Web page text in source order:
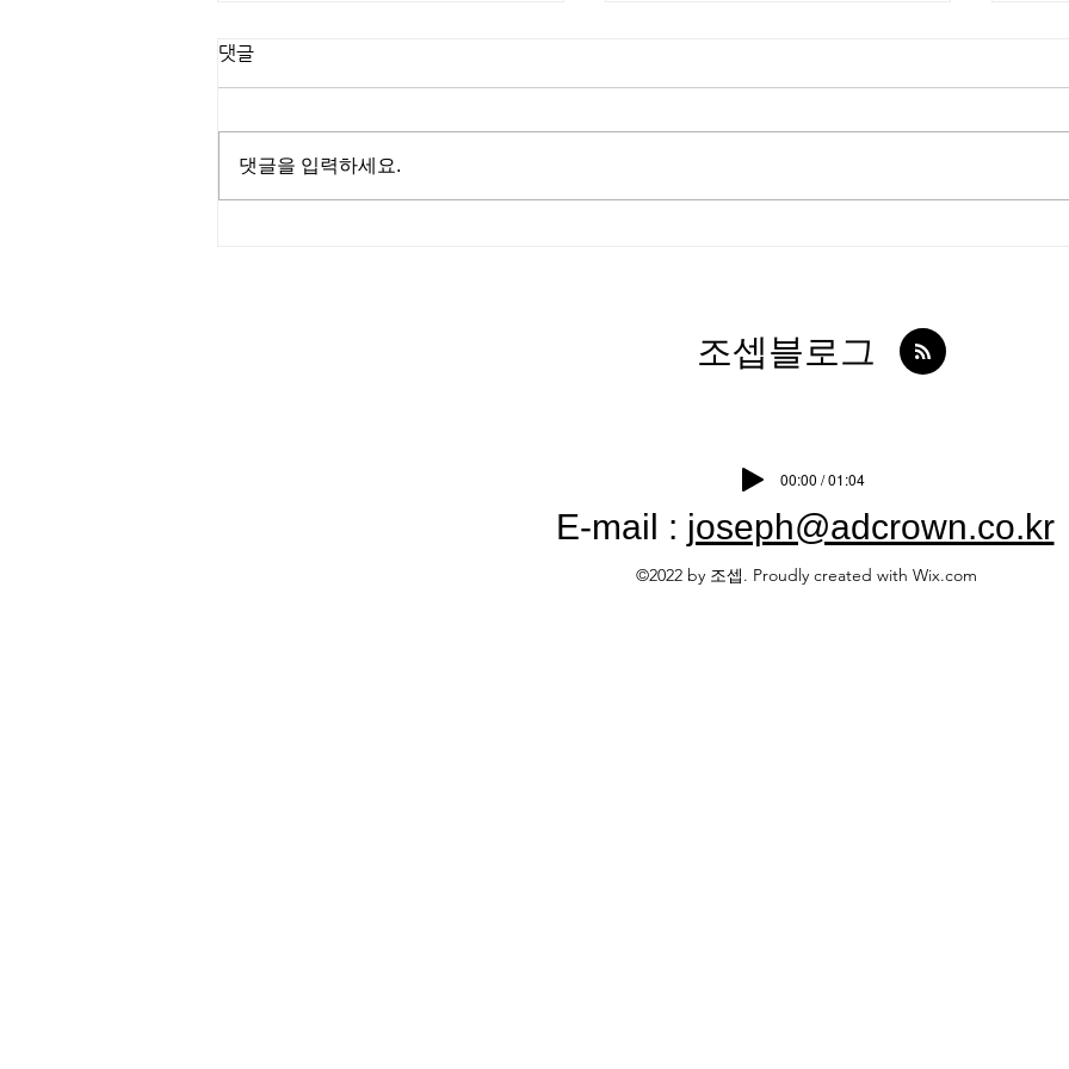
댓글
댓글을 입력하세요.
​조셉블로그
00:00 / 01:04
E-mail : joseph@adcrown.co.kr
©2022 by 조셉. Proudly created with Wix.com